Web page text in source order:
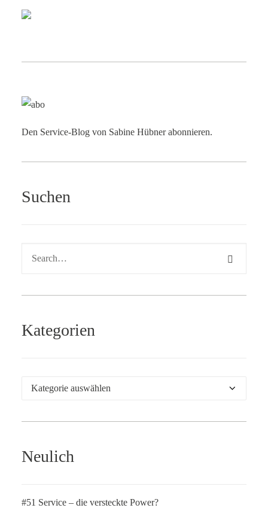
Den Service-Blog von Sabine Hübner abonnieren.
Suchen
Kategorien
Kategorien
Neulich
#51 Service – die versteckte Power?